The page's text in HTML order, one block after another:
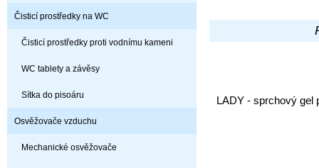
Čisticí prostředky na WC
Čisticí prostředky proti vodnímu kameni
WC tablety a závěsy
Sítka do pisoáru
Osvěžovače vzduchu
Mechanické osvěžovače
LADY - sprchový gel